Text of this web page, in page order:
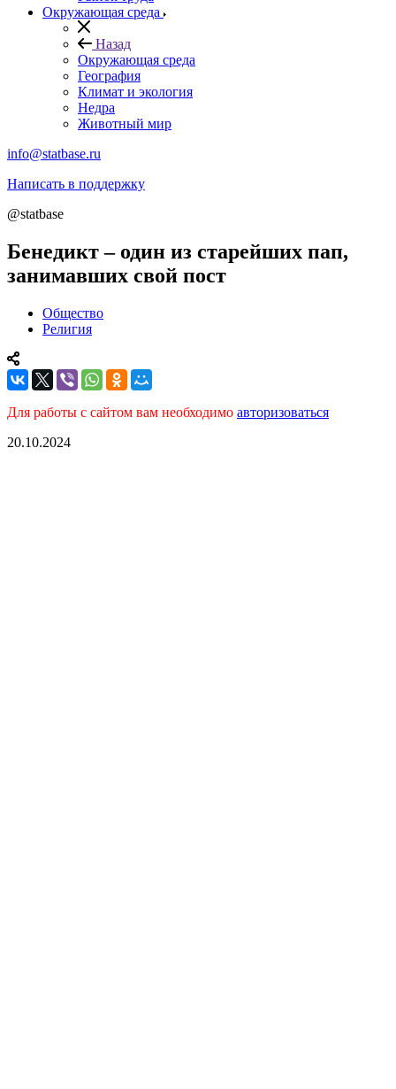
Окружающая среда
Назад
Окружающая среда
География
Климат и экология
Недра
Животный мир
info@statbase.ru
Написать в поддержку
@statbase
Бенедикт – один из старейших пап,
занимавших свой пост
Общество
Религия
Для работы с сайтом вам необходимо авторизоваться
20.10.2024